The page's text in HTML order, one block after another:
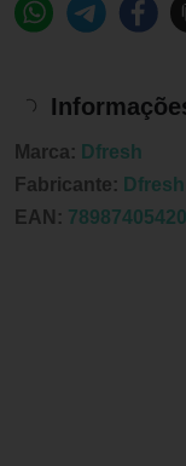
Marca: Dfresh
Fabricante: Dfresh
EAN: